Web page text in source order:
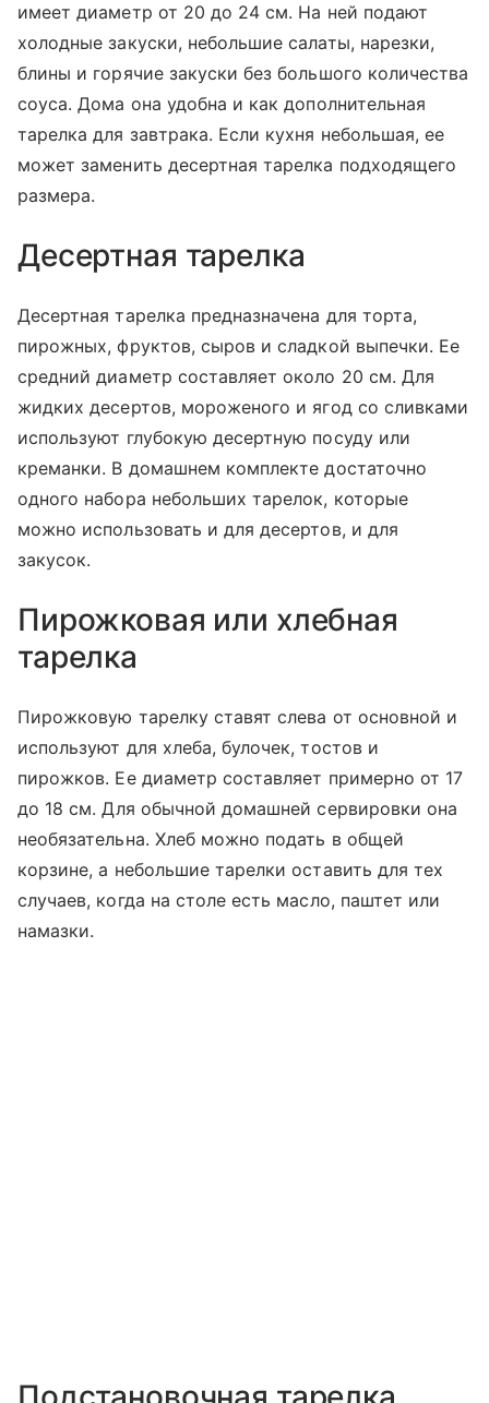
имеет диаметр от 20 до 24 см. На ней подают
холодные закуски, небольшие салаты, нарезки,
блины и горячие закуски без большого количества
соуса. Дома она удобна и как дополнительная
тарелка для завтрака. Если кухня небольшая, ее
может заменить десертная тарелка подходящего
размера.
Десертная тарелка
Десертная тарелка предназначена для торта,
пирожных, фруктов, сыров и сладкой выпечки. Ее
средний диаметр составляет около 20 см. Для
жидких десертов, мороженого и ягод со сливками
используют глубокую десертную посуду или
креманки. В домашнем комплекте достаточно
одного набора небольших тарелок, которые
можно использовать и для десертов, и для
закусок.
Пирожковая или хлебная
тарелка
Пирожковую тарелку ставят слева от основной и
используют для хлеба, булочек, тостов и
пирожков. Ее диаметр составляет примерно от 17
до 18 см. Для обычной домашней сервировки она
необязательна. Хлеб можно подать в общей
корзине, а небольшие тарелки оставить для тех
случаев, когда на столе есть масло, паштет или
намазки.